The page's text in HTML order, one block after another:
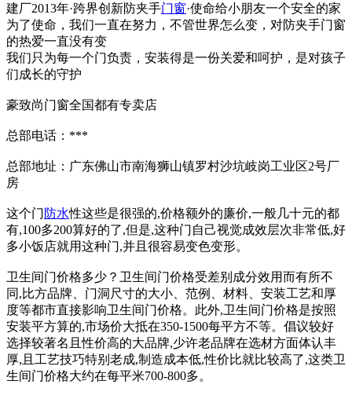
建厂2013年·跨界创新防夹手门窗·使命给小朋友一个安全的家
为了使命，我们一直在努力，不管世界怎么变，对防夹手门窗
的热爱一直没有变
我们只为每一个门负责，安装得是一份关爱和呵护，是对孩子
们成长的守护
豪致尚门窗全国都有专卖店
总部电话：***
总部地址：广东佛山市南海狮山镇罗村沙坑岐岗工业区2号厂
房
这个门 防水性这些是很强的,价格额外的廉价,一般几十元的都
有,100多200算好的了,但是,这种门自己视觉成效层次非常低,好
多小饭店就用这种门,并且很容易变色变形。
卫生间门价格多少？卫生间门价格受差别成分效用而有所不
同,比方品牌、门洞尺寸的大小、范例、材料、安装工艺和厚
度等都市直接影响卫生间门价格。此外,卫生间门价格是按照
安装平方算的,市场价大抵在350-1500每平方不等。倡议较好
选择较著名且性价高的大品牌,少许老品牌在选材方面体认丰
厚,且工艺技巧特别老成,制造成本低,性价比就比较高了,这类卫
生间门价格大约在每平米700-800多。